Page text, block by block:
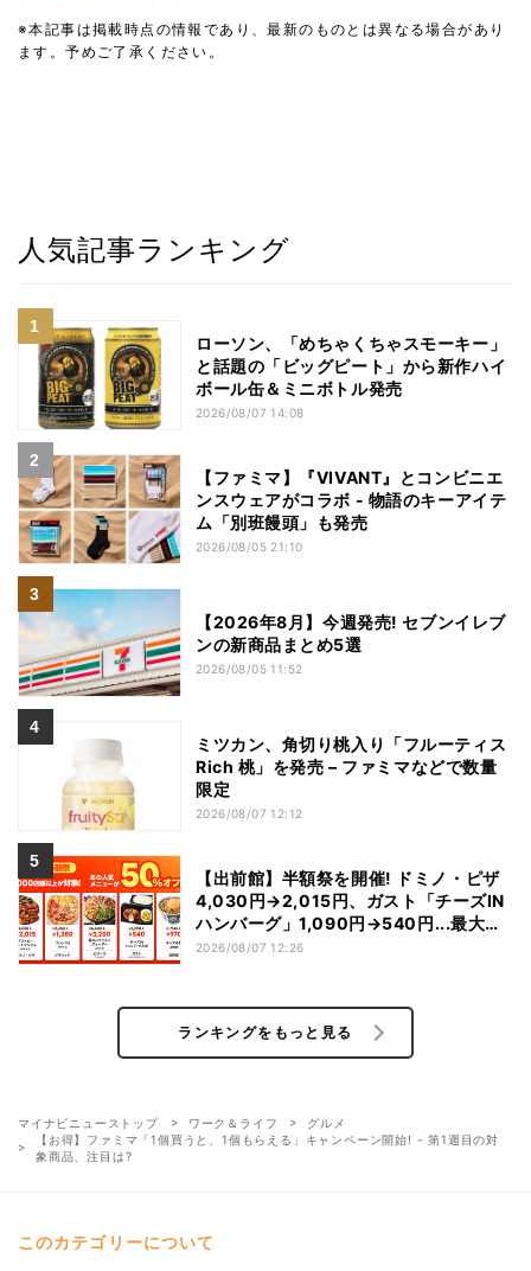
※本記事は掲載時点の情報であり、最新のものとは異なる場合があり
ます。予めご了承ください。
人気記事ランキング
ローソン、「めちゃくちゃスモーキー」
と話題の「ビッグピート」から新作ハイ
ボール缶＆ミニボトル発売
2026/08/07 14:08
【ファミマ】『VIVANT』とコンビニエ
ンスウェアがコラボ - 物語のキーアイテ
ム「別班饅頭」も発売
2026/08/05 21:10
【2026年8月】今週発売! セブンイレブ
ンの新商品まとめ5選
2026/08/05 11:52
ミツカン、角切り桃入り「フルーティス
Rich 桃」を発売 – ファミマなどで数量
限定
2026/08/07 12:12
【出前館】半額祭を開催! ドミノ・ピザ
4,030円→2,015円、ガスト「チーズIN
ハンバーグ」1,090円→540円...最大
1,500円OFFの「リピ得クーポン」も配
2026/08/07 12:26
ランキングをもっと見る
マイナビニューストップ ワーク＆ライフ
グルメ
【お得】ファミマ「1個買うと、1個もらえる」キャンペーン開始! - 第1週目の対
象商品、注目は?
このカテゴリーについて